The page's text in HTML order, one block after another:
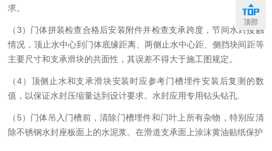
求。
（3）门体拼装检查合格后安装附件并检查支承跨度，节间水封接触
情况，顶止水中心到门体底缘距离、两侧止水中心距、侧挡块间距等
主要尺寸和支承滑块的共面性，其误差不得大于施工图规定。
（4）顶侧止水和支承滑块安装时应参考门槽埋件安装后复测的数
值，以保证水封压缩量达到设计要求。水封应用专用钻头钻孔.
（ 5）门体吊入门槽前，清除门槽埋件和门叶上所有杂物，特别应清
除不锈钢水封座板面上的水泥浆。在滑道支承面上涂沫黄油贴纸保护
顶部